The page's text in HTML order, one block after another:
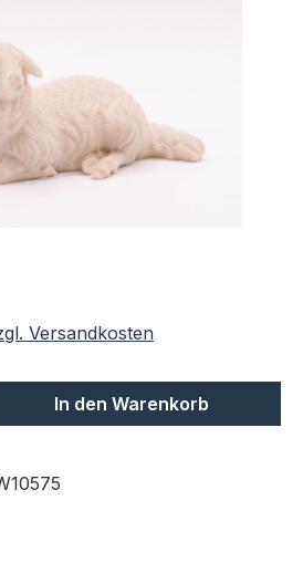
Versandkosten
Gib den
In den Warenkorb